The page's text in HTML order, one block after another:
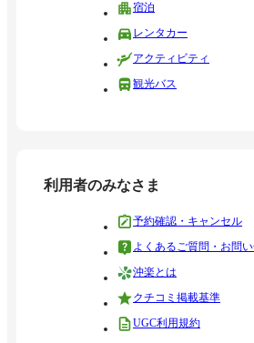
宿泊
レンタカー
アクティビティ
観光バス
利用者のみなさま
予約確認・キャンセル
よくあるご質問・お問
沖楽とは
クチコミ掲載基準
UGC利用規約